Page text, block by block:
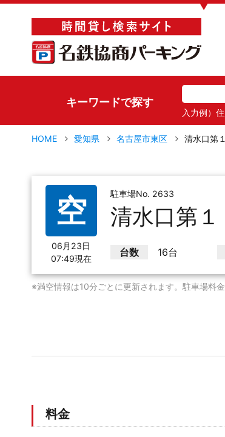
▼
キーワードで探す
入力例）
HOME 愛知県 名古屋市東区 清水口第１
空
06月23日
07:49現在
駐車場No. 2633
清水口第１
台数 16台
※満空情報は10分ごとに更新されます。駐車場料
料金